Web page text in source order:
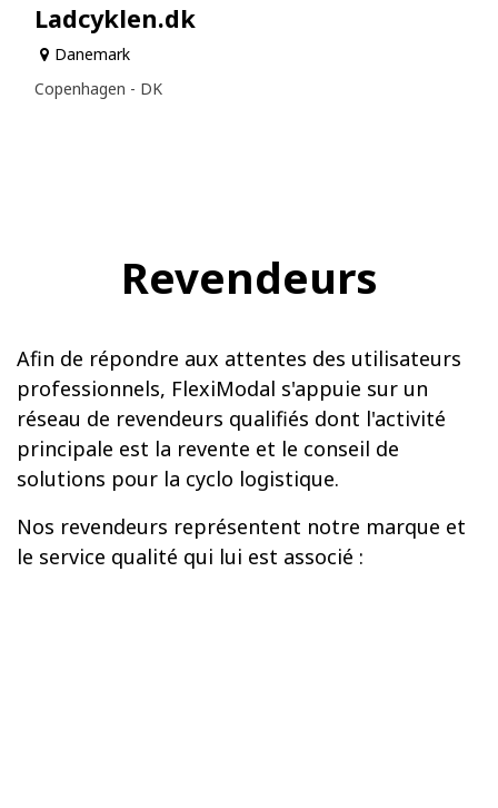
Ladcyklen.dk
Danemark
Copenhagen - DK
Revendeurs
Afin de répondre aux attentes des utilisateurs
professionnels, FlexiModal s'appuie sur un
réseau de revendeurs qualifiés dont l'activité
principale est la revente et le conseil de
solutions pour la cyclo logistique.
Nos revendeurs représentent notre marque et
le service qualité qui lui est associé :